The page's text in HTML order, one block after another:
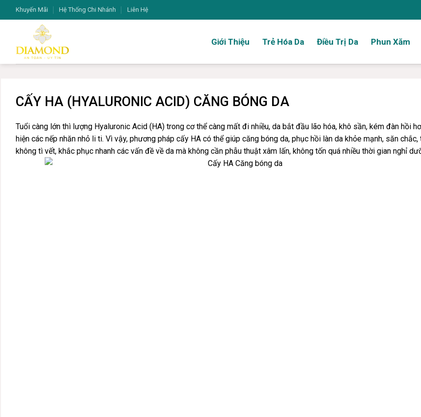
qua
Khuyến Mãi Hệ Thống Chi Nhánh Liên Hệ
Giới Thiệu Trẻ Hóa Da Điều Trị Da Phun Xăm
CẤY HA (HYALURONIC ACID) CĂNG BÓNG DA
Tuổi càng lớn thì lượng Hyaluronic Acid (HA) trong cơ thể càng mất đi nhiều, da bắt đầu lão hóa, khô sần, kém đàn hồi
hiện các nếp nhăn nhỏ li ti. Vì vậy, phương pháp cấy HA có thể giúp căng bóng da, phục hồi làn da khỏe mạnh, săn chắc,
không tì vết, khắc phục nhanh các vấn đề về da mà không cần phẫu thuật xâm lấn, không tốn quá nhiều thời gian nghỉ